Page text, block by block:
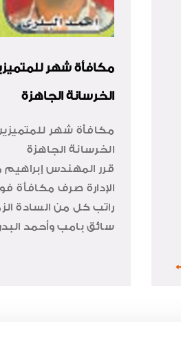
مكافأة شهر
الخرسانة الجاهزة
مكافأة شهر
الخرسانة الجاهزة
قرر المهندس
الإدارة صرف مكافأة
راتب كل من السادة
سائق بامب وأحمد